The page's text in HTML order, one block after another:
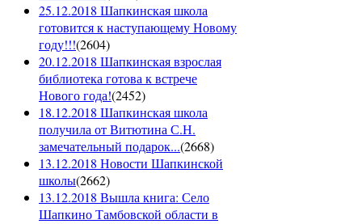
25.12.2018 Шапкинская школа
готовится к наступающему Новому
году!!!(2604)
20.12.2018 Шапкинская взрослая
библиотека готова к встрече
Нового года!(2452)
18.12.2018 Шапкинская школа
получила от Витютина С.Н.
замечательный подарок...(2668)
13.12.2018 Новости Шапкинской
школы(2662)
13.12.2018 Вышла книга: Село
Шапкино Тамбовской области в